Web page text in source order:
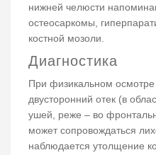
нижней челюсти
остеосаркомы,
костной мозоли.
Диагностика
При физикальном
двусторонний отек (в
ушей, реже – во
может сопровождаться
наблюдается утолщение